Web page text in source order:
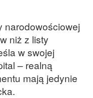
narodowościowej
niż z listy
w swojej
– realną
mają jedynie